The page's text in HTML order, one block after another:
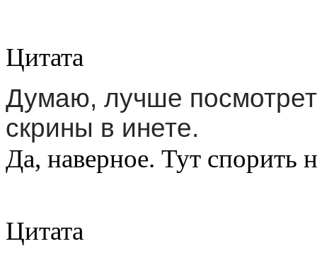
Цитата
Думаю, лучше
скрины в инете.
Да, наверное. Тут спорить
Цитата